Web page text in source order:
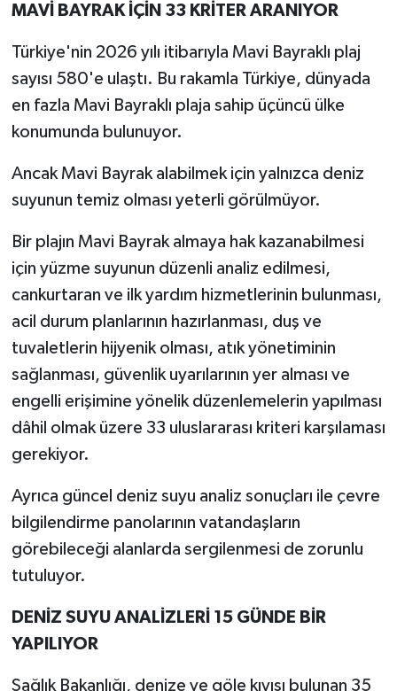
MAVİ BAYRAK İÇİN 33 KRİTER ARANIYOR
Türkiye'nin 2026 yılı itibarıyla Mavi Bayraklı plaj
sayısı 580'e ulaştı. Bu rakamla Türkiye, dünyada
en fazla Mavi Bayraklı plaja sahip üçüncü ülke
konumunda bulunuyor.
Ancak Mavi Bayrak alabilmek için yalnızca deniz
suyunun temiz olması yeterli görülmüyor.
Bir plajın Mavi Bayrak almaya hak kazanabilmesi
için yüzme suyunun düzenli analiz edilmesi,
cankurtaran ve ilk yardım hizmetlerinin bulunması,
acil durum planlarının hazırlanması, duş ve
tuvaletlerin hijyenik olması, atık yönetiminin
sağlanması, güvenlik uyarılarının yer alması ve
engelli erişimine yönelik düzenlemelerin yapılması
dâhil olmak üzere 33 uluslararası kriteri karşılaması
gerekiyor.
Ayrıca güncel deniz suyu analiz sonuçları ile çevre
bilgilendirme panolarının vatandaşların
görebileceği alanlarda sergilenmesi de zorunlu
tutuluyor.
DENİZ SUYU ANALİZLERİ 15 GÜNDE BİR
YAPILIYOR
Sağlık Bakanlığı, denize ve göle kıyısı bulunan 35